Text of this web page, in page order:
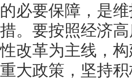
的必要保障，是
措。要按照经济
性改革为主线，
重大政策，坚持